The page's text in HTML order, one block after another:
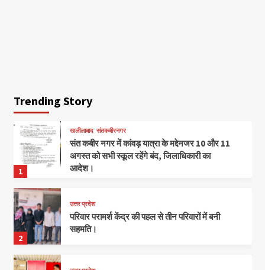
Trending Story
1
खलीलाबाद संतकबीरनगर
संत कबीर नगर में कांवड़ यात्रा के मद्देनजर 10 और 11
अगस्त को सभी स्कूल रहेंगे बंद, जिलाधिकारी का
आदेश।
2
उत्तर प्रदेश
परिवार परामर्श केंद्र की पहल से तीन परिवारों में बनी
सहमति।